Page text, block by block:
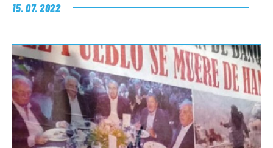
15. 07. 2022